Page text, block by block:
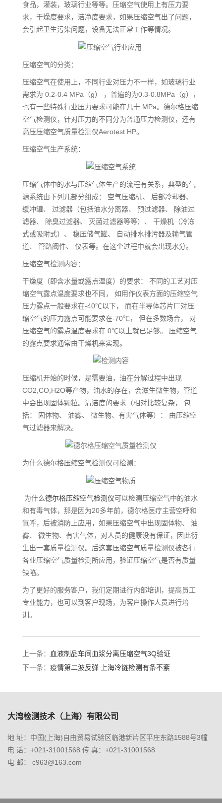
食品，灌装，玻璃行业等等。压缩空气使用上有压力要
求，干燥度要求，洁净度要求，如果压缩空气出了问题，
会引起卫生污染问题，设备无法正常工作等情况。
压缩空气的分类：
压缩空气在使用上，不同行业对压力不一样，如玻璃行业
需求为 0.2-0.4 MPa（g） ，普遍的为0.3-0.8MPa（g），
也有一些特殊行业压力要求可能在几十 MPa。德尔格压缩
空气检测仪，针对压力的不同分为普通压力检测仪，还有
高压压缩空气质量检测仪Aerotest HP。
压缩空气生产系统：
压缩气体中的水与压缩气体生产的流程有关系，典型的气
源系统由下列几部分组成： 空气压缩机、 后部冷却器、
缓冲罐、 过滤器（包括油水分离器、 预过滤器、 除油过
滤器、 除臭过滤器、 灭菌过滤器等等）、 干燥机（冷冻
式或吸附式）、 稳压储气罐、 自动排水排污器及输气管
道、 管路阀件、 仪表等。在这个过程中就会出现水分。
压缩空气检测内容：
干燥度（即含水量或露点温度）的要求： 不同的工艺对压
缩空气露点温度要求也不同， 如用作仪表方面的压缩空气
压力露点一般要求在-40℃以下， 而在半导体芯片厂对压
缩空气的压力露点可能要求在-70℃， 但在多数场合， 对
压缩空气的露点温度要求在 0℃以上就已足够。 压缩空气
的露点要求通常由干燥机来实现。
压缩机开始的时候，是需要油，油在分解过程中出现
CO2,CO,H2O等产物，油水的存在，会滋生微生物，管道
中会出现固体颗粒。清洁度的要求（相对比较复杂， 包
括： 固体物、 油雾、 微生物、有害气体等）： 由压缩空
气过滤器来解决。
为什么德尔格压缩空气检测仪可检测：
为什么德尔格压缩空气检测仪可以检测压缩空气中的油水
和有毒气体，那是因为20多年前，德尔格医疗主营空呼和
氧呼，后被消防上应用，如果压缩空气中出现固体物、 油
雾、 微生物、有害气体，对人员的健康没有保证，因此衍
生出一套质量检测仪。后这套压缩空气质量检测仪被各行
各业压缩空气质量检测所应用，验证压缩空气是否有质量
缺陷。
为了更好的服务客户，我们定期进行内部培训，提高员工
专业能力，也可以到客户现场，为客户操作人员进行培
训。
上一条：
血液制品车间血浆分离压缩空气3Q验证
下一条： 疫情第二波反弹 上海冷链检测有条不紊
大湾检测技术（上海）有限公司
地 址：中国(上海)自由贸易试验区临港新片区平庄东路1588号3幢
电 话：+021-31001568 传 真：+021-31001568
电 邮： c963@163.com